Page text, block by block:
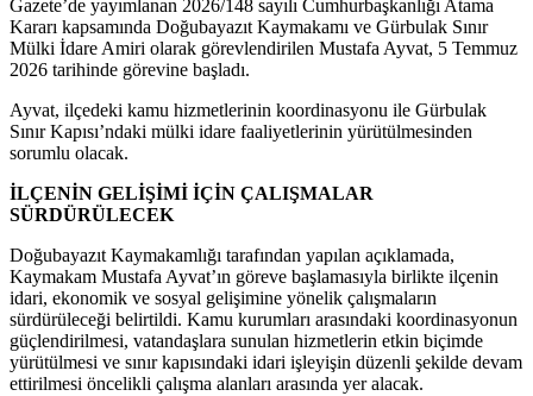
Gazete’de yayımlanan 2026/148 sayılı Cumhurbaşkanlığı Atama
Kararı kapsamında Doğubayazıt Kaymakamı ve Gürbulak Sınır
Mülki İdare Amiri olarak görevlendirilen Mustafa Ayvat, 5 Temmuz
2026 tarihinde görevine başladı.
Ayvat, ilçedeki kamu hizmetlerinin koordinasyonu ile Gürbulak
Sınır Kapısı’ndaki mülki idare faaliyetlerinin yürütülmesinden
sorumlu olacak.
İLÇENİN GELİŞİMİ İÇİN ÇALIŞMALAR
SÜRDÜRÜLECEK
Doğubayazıt Kaymakamlığı tarafından yapılan açıklamada,
Kaymakam Mustafa Ayvat’ın göreve başlamasıyla birlikte ilçenin
idari, ekonomik ve sosyal gelişimine yönelik çalışmaların
sürdürüleceği belirtildi. Kamu kurumları arasındaki koordinasyonun
güçlendirilmesi, vatandaşlara sunulan hizmetlerin etkin biçimde
yürütülmesi ve sınır kapısındaki idari işleyişin düzenli şekilde devam
ettirilmesi öncelikli çalışma alanları arasında yer alacak.